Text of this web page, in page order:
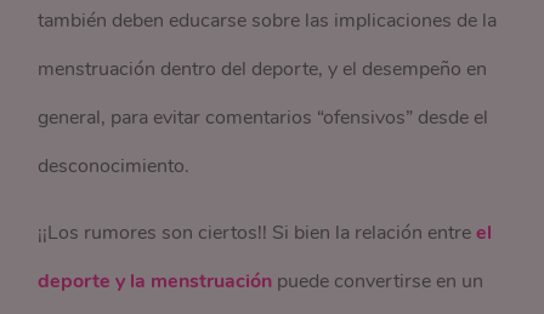
también deben educarse sobre las implicaciones de la
menstruación dentro del deporte, y el desempeño en
general, para evitar comentarios “ofensivos” desde el
desconocimiento.
¡¡Los rumores son ciertos!! Si bien la relación entreel
deporte y la menstruación puede convertirse en un